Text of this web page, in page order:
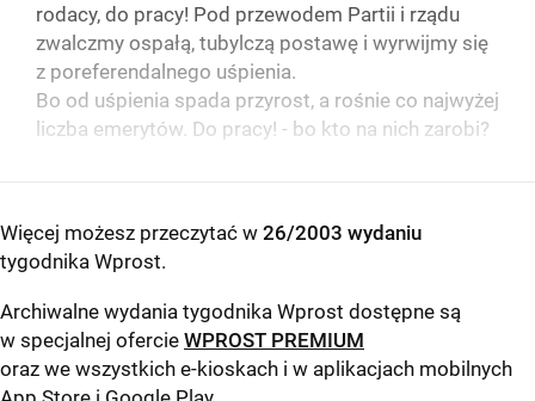
rodacy, do pracy! Pod przewodem Partii i rządu
zwalczmy ospałą, tubylczą postawę i wyrwijmy się
z poreferendalnego uśpienia.
Bo od uśpienia spada przyrost, a rośnie co najwyżej
liczba emerytów. Do pracy! - bo kto na nich zarobi?
Więcej możesz przeczytać w 26/2003 wydaniu
tygodnika Wprost.
Archiwalne wydania tygodnika Wprost dostępne są
w specjalnej ofercie WPROST PREMIUM
oraz we wszystkich e-kioskach i w aplikacjach mobilnych